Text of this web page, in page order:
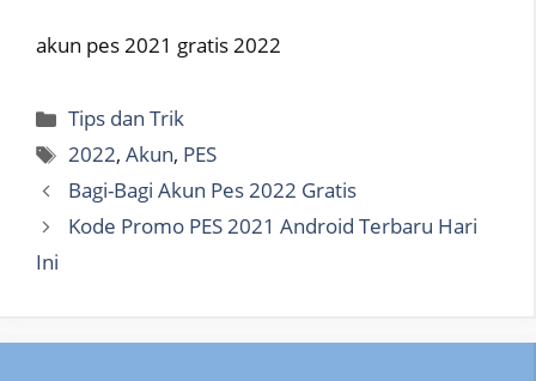
akun pes 2021 gratis 2022
Categories
Tips dan Trik
Tags
2022,Akun, PES
Bagi-Bagi Akun Pes 2022 Gratis
Kode Promo PES 2021 Android Terbaru Hari
Ini